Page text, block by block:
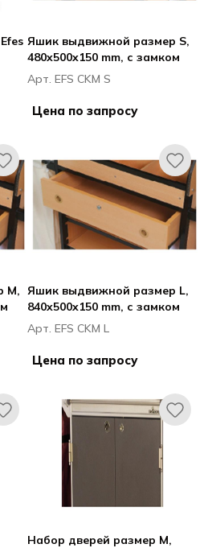
Яшик выдвижной размер S,
480x500x150 mm, с замком
Арт. EFS CKM S
Цена по запросу
M, Яшик выдвижной размер L,
840x500x150 mm, с замком
Арт. EFS CKM L
Цена по запросу
Набор дверей размер M,